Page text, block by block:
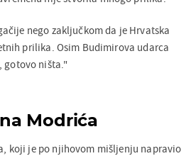
nego zaključkom da je Hrvatska
prilika. Osim Budimirova udarca
gotovo ništa."
Modrića
koji je po njihovom mišljenju napravio